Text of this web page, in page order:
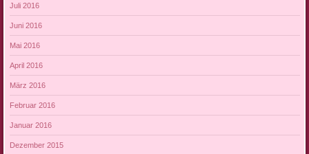
Juli 2016
Juni 2016
Mai 2016
April 2016
März 2016
Februar 2016
Januar 2016
Dezember 2015